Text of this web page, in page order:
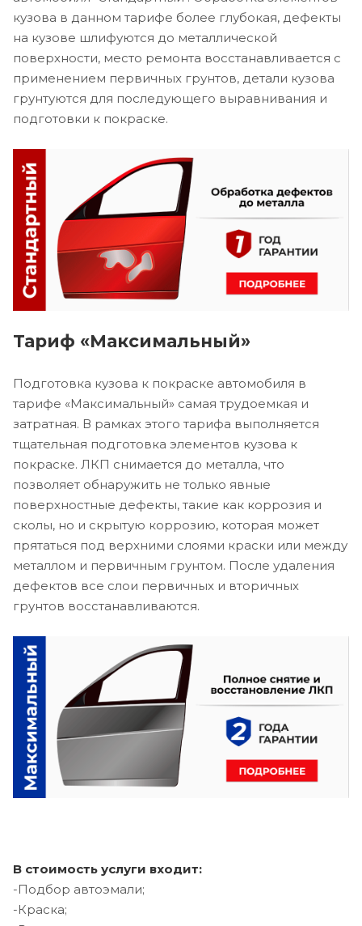
кузова в данном тарифе более глубокая, дефекты
на кузове шлифуются до металлической
поверхности, место ремонта восстанавливается с
применением первичных грунтов, детали кузова
грунтуются для последующего выравнивания и
подготовки к покраске.
Тариф «Максимальный»
Подготовка кузова к покраске автомобиля в
тарифе «Максимальный» самая трудоемкая и
затратная. В рамках этого тарифа выполняется
тщательная подготовка элементов кузова к
покраске. ЛКП снимается до металла, что
позволяет обнаружить не только явные
поверхностные дефекты, такие как коррозия и
сколы, но и скрытую коррозию, которая может
прятаться под верхними слоями краски или между
металлом и первичным грунтом. После удаления
дефектов все слои первичных и вторичных
грунтов восстанавливаются.
В стоимость услуги входит:
-Подбор автоэмали;
-Краска;